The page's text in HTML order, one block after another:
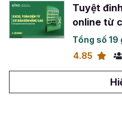
Tuyệt
online từ
Tổng số 19
4.85